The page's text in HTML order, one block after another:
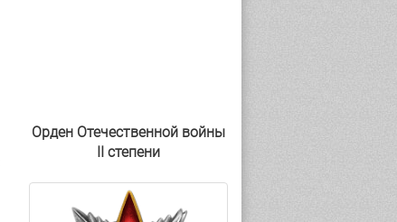
Орден Отечественной войны
II степени